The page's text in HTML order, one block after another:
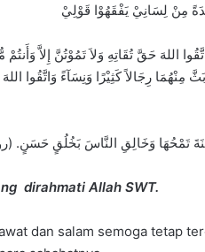
اللهَ حَقَّ تُقَاتِهِ وَلاَ تَمُوْتُنَّ إِلاَّ
رِجَالاً كَثِيْرًا وَنِسَآءً وَاتَّقُوا اللهَ
dirahmati Allah SWT.
dan salam semoga tetap